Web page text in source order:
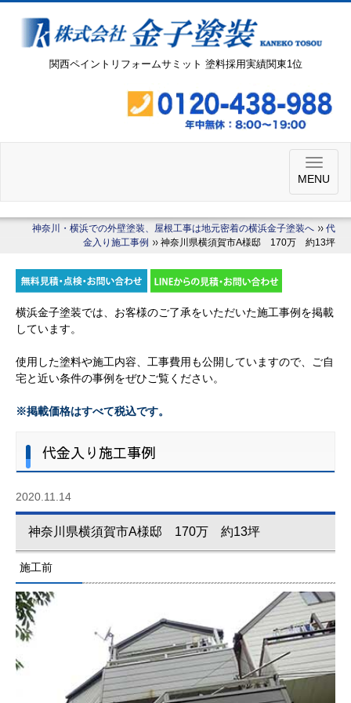
関西ペイントリフォームサミット 塗料採用実績関東1位
MENU
神奈川・横浜での外壁塗装、屋根工事は地元密着の横浜金子塗装へ
代
金入り施工事例
神奈川県横須賀市A様邸 170万 約13坪
横浜金子塗装では、お客様のご了承をいただいた施工事例を掲載
しています。
使用した塗料や施工内容、工事費用も公開していますので、ご自
宅と近い条件の事例をぜひご覧ください。
※掲載価格はすべて税込です。
代金入り施工事例
2020.11.14
神奈川県横須賀市A様邸 170万 約13坪
施工前